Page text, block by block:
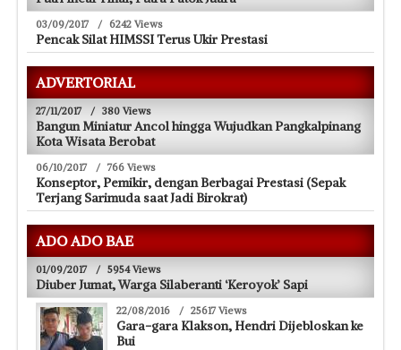
03/09/2017 / 6242 Views
Pencak Silat HIMSSI Terus Ukir Prestasi
ADVERTORIAL
27/11/2017 / 380 Views
Bangun Miniatur Ancol hingga Wujudkan Pangkalpinang
Kota Wisata Berobat
06/10/2017 / 766 Views
Konseptor, Pemikir, dengan Berbagai Prestasi (Sepak
Terjang Sarimuda saat Jadi Birokrat)
ADO ADO BAE
01/09/2017 / 5954 Views
Diuber Jumat, Warga Silaberanti ‘Keroyok’ Sapi
22/08/2016 / 25617 Views
Gara-gara Klakson, Hendri Dijebloskan ke
Bui